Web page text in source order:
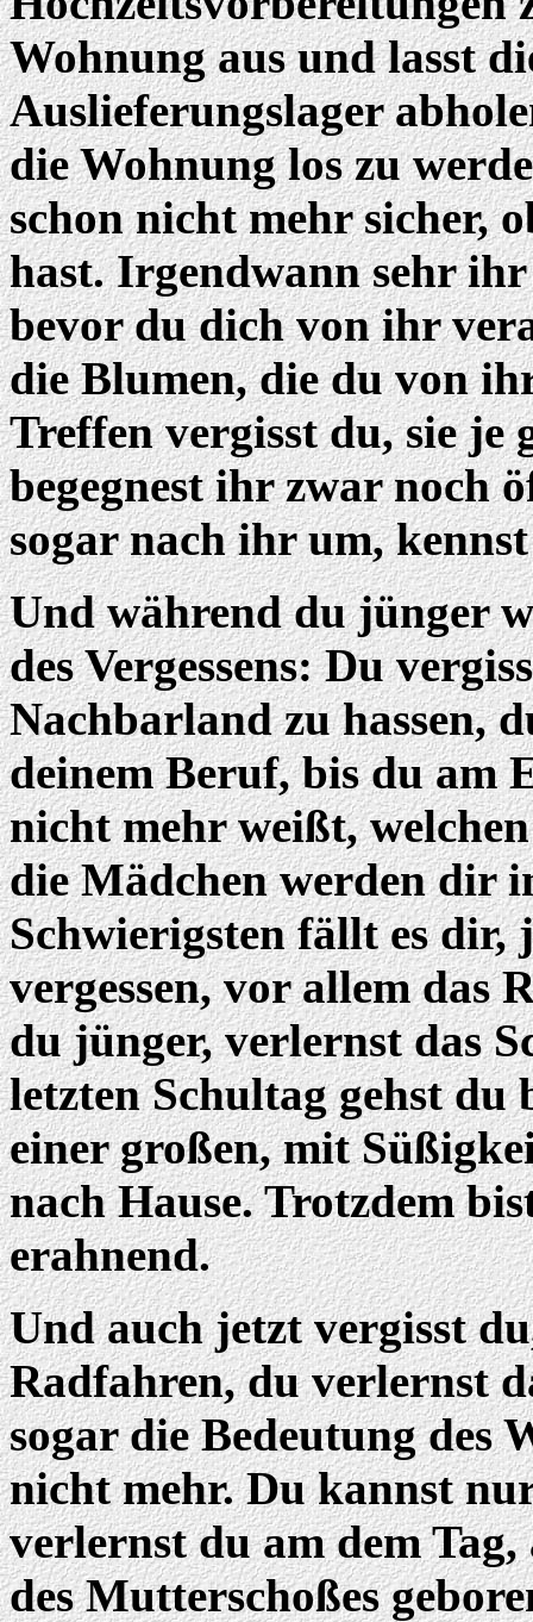
Wohnung aus und lasst
Auslieferungslager
die Wohnung los zu
schon nicht mehr sicher,
hast. Irgendwann sehr
bevor du dich von ihr
die Blumen, die du von
Treffen vergisst du, sie je
begegnest ihr zwar noch
sogar nach ihr um,
Und während du jünger
des Vergessens: Du
Nachbarland zu hassen,
deinem Beruf, bis du am
nicht mehr weißt,
die Mädchen werden dir
Schwierigsten fällt es dir,
vergessen, vor allem das
du jünger, verlernst das
letzten Schultag gehst
einer großen, mit
nach Hause. Trotzdem
erahnend.
Und auch jetzt vergisst
Radfahren, du verlernst
sogar die Bedeutung des
nicht mehr. Du kannst
verlernst du am dem
des Mutterschoßes